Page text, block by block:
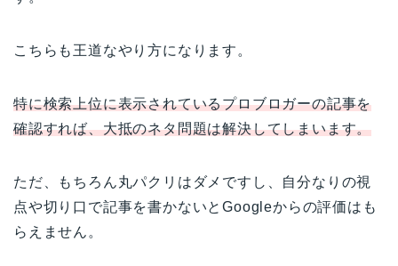
こちらも王道なやり方になります。
特に検索上位に表示されているプロブロガーの記事を
確認すれば、大抵のネタ問題は解決してしまいます。
ただ、もちろん丸パクリはダメですし、自分なりの視
点や切り口で記事を書かないとGoogleからの評価はも
らえません。